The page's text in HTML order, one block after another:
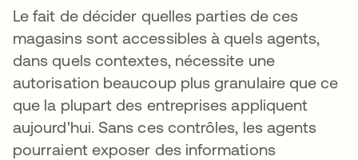
Le fait de décider quelles parties de ces
magasins sont accessibles à quels agents,
dans quels contextes, nécessite une
autorisation beaucoup plus granulaire que ce
que la plupart des entreprises appliquent
aujourd'hui. Sans ces contrôles, les agents
pourraient exposer des informations